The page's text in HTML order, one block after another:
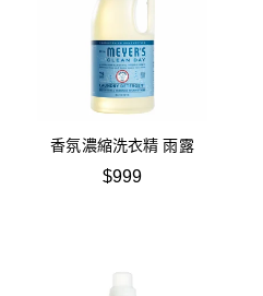
香氛濃縮洗衣精 雨露
$999